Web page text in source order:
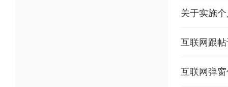
关于实施
互联网跟
互联网弹